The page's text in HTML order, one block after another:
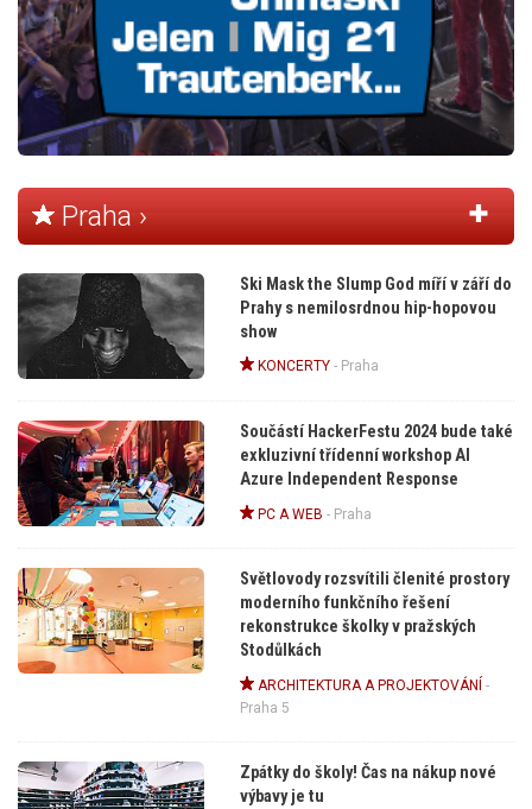
Praha ›
Ski Mask the Slump God míří v září do
Prahy s nemilosrdnou hip-hopovou
show
KONCERTY- Praha
Součástí HackerFestu 2024 bude také
exkluzivní třídenní workshop AI
Azure Independent Response
PC A WEB - Praha
Světlovody rozsvítili členité prostory
moderního funkčního řešení
rekonstrukce školky v pražských
Stodůlkách
ARCHITEKTURA A PROJEKTOVÁNÍ -
Praha 5
Zpátky do školy! Čas na nákup nové
výbavy je tu